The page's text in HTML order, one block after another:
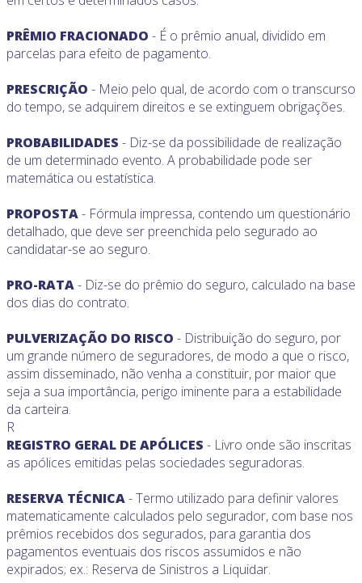
PRÊMIO FRACIONADO - É o prêmio anual, dividido em
parcelas para efeito de pagamento.
PRESCRIÇÃO - Meio pelo qual, de acordo com o transcurso
do tempo, se adquirem direitos e se extinguem obrigações.
PROBABILIDADES - Diz-se da possibilidade de realização
de um determinado evento. A probabilidade pode ser
matemática ou estatística.
PROPOSTA- Fórmula impressa, contendo um questionário
detalhado, que deve ser preenchida pelo segurado ao
candidatar-se ao seguro.
PRO-RATA- Diz-se do prêmio do seguro, calculado na base
dos dias do contrato.
PULVERIZAÇÃO DO RISCO - Distribuição do seguro, por
um grande número de seguradores, de modo a que o risco,
assim disseminado, não venha a constituir, por maior que
seja a sua importância, perigo iminente para a estabilidade
da carteira.
R
REGISTRO GERAL DE APÓLICES - Livro onde são inscritas
as apólices emitidas pelas sociedades seguradoras.
RESERVA TÉCNICA- Termo utilizado para definir valores
matematicamente calculados pelo segurador, com base nos
prêmios recebidos dos segurados, para garantia dos
pagamentos eventuais dos riscos assumidos e não
expirados; ex.: Reserva de Sinistros a Liquidar.